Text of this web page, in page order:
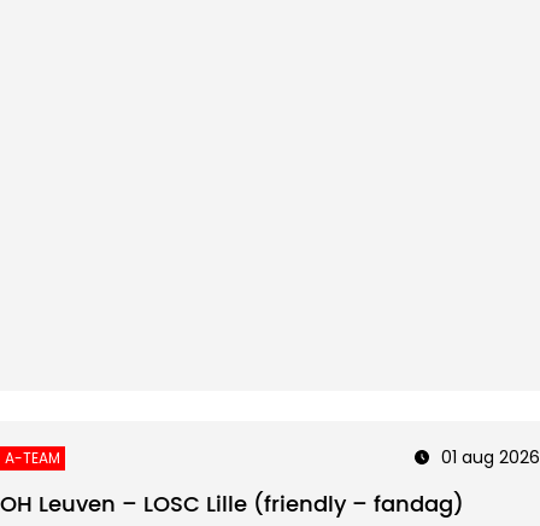
A-TEAM 01 aug 2026
OH Leuven – LOSC Lille (friendly – fandag)